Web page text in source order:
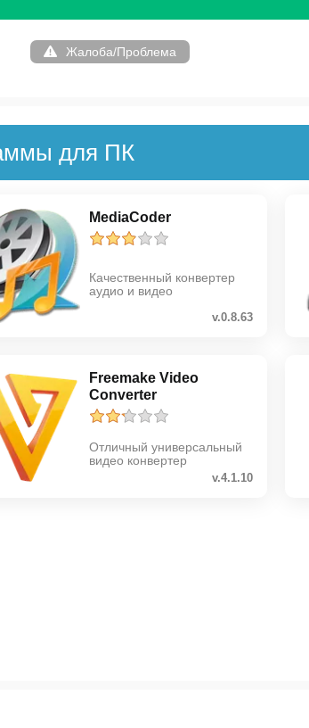
Жалоба/Проблема
для ПК
MediaCoder
Качественный конвертер
аудио и видео
v.0.8.63
Freemake Video
Converter
Отличный универсальный
видео конвертер
v.4.1.10